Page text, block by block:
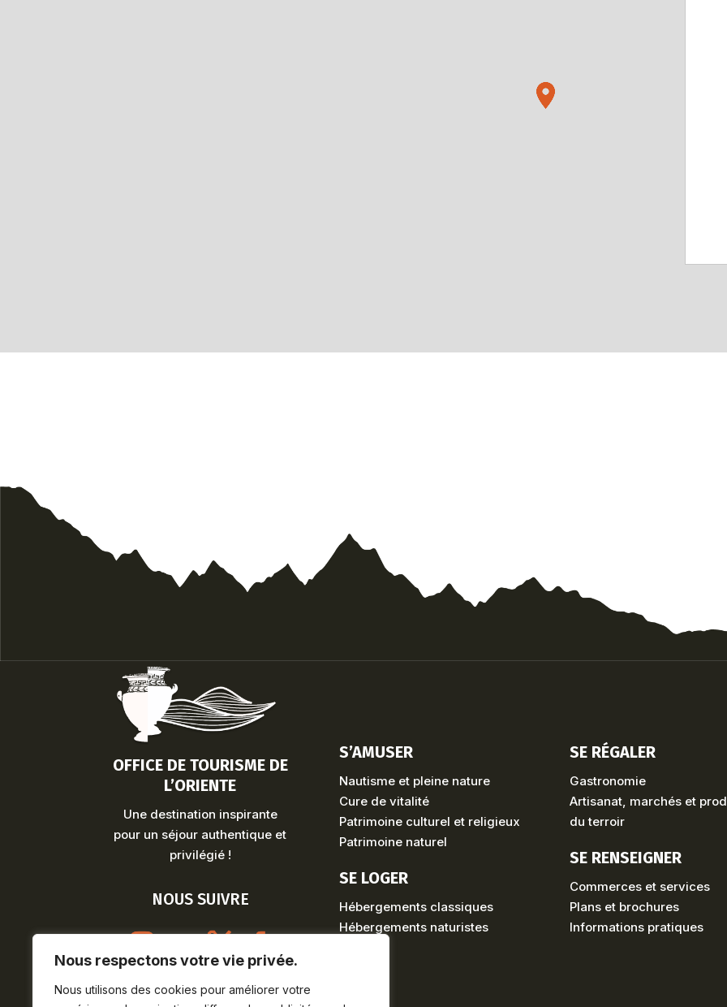
Nous respectons votre vie privée.
Nous utilisons des cookies pour améliorer votre
OFFICE DE TOURISME DE
L’ORIENTE
Une destination inspirante
pour un séjour authentique et
privilégié !
NOUS SUIVRE
S’AMUSER
Nautisme et pleine nature
Cure de vitalité
Patrimoine culturel et religieux
Patrimoine naturel
SE LOGER
Hébergements classiques
Hébergements naturistes
SE RÉGALER
Gastronomie
Artisanat, marchés et
du terroir
SE RENSEIGNER
Commerces et services
Plans et brochures
Informations pratiques